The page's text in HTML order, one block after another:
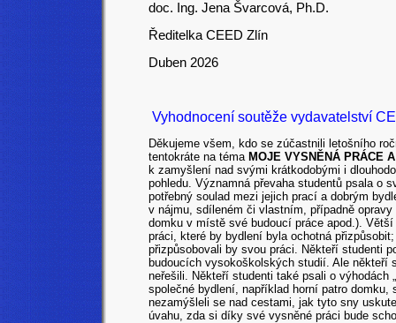
doc. Ing. Jena Švarcová, Ph.D.
Ředitelka CEED Zlín
Duben 2026
Vyhodnocení soutěže vydavatelství
Děkujeme všem, kdo se zúčastnili letošního
tentokráte na téma MOJE VYSNĚNÁ PRÁCE
k zamyšlení nad svými krátkodobými i
pohledu. Významná převaha studentů psala o
potřebný soulad mezi jejich prací a dobrým
v nájmu, sdíleném či vlastním, případně
domku v místě své budoucí práce apod.).
práci, které by bydlení byla ochotná
přizpůsobovali by svou práci. Někteří studenti
budoucích vysokoškolských studií. Ale
neřešili. Někteří studenti také psali o výhodách
společné bydlení, například horní patro
nezamýšleli se nad cestami, jak tyto sny
úvahu, zda si díky své vysněné práci bude